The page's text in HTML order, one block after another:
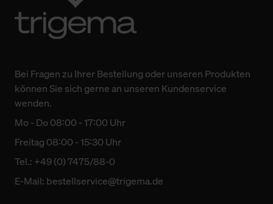
Bei Fragen zu Ihrer Bestellung oder unseren Produkten
können Sie sich gerne an unseren Kundenservice
wenden.
Mo - Do 08:00 - 17:00 Uhr
Freitag 08:00 - 15:30 Uhr
Tel.: +49 (0) 7475/88-0
E-Mail: bestellservice@trigema.de